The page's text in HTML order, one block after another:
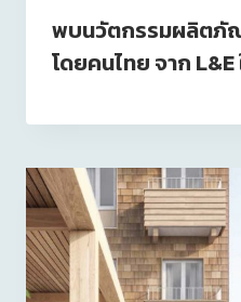
พบนวัตกรรมผลิตภั
โดยคนไทย จาก